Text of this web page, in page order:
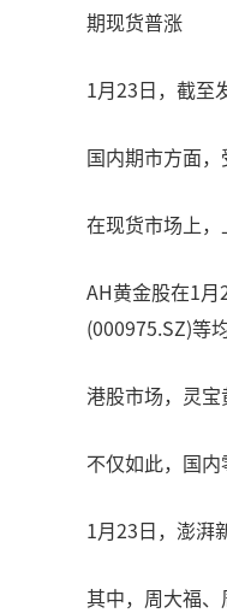
期现货普涨
1月23日，截至
国内期市方面
在现货市场上
AH黄金股在1
(000975.SZ)等
港股市场，灵
不仅如此，国内
1月23日，澎湃
其中，周大福